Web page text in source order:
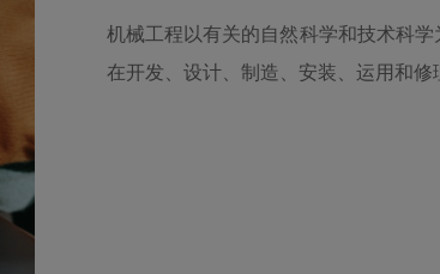
机械工程以有关的自然科学和技术科
在开发、设计、制造、安装、运用和